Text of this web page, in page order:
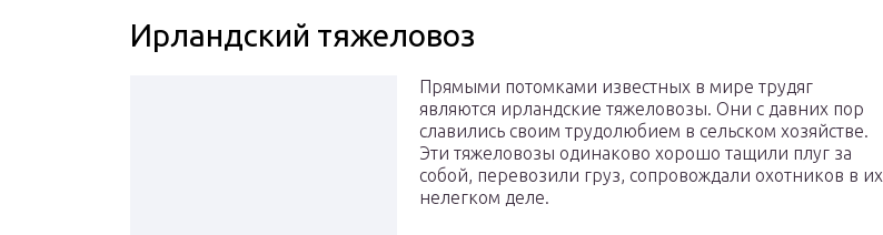
Ирландский тяжеловоз
Прямыми потомками известных в мире трудяг
являются ирландские тяжеловозы. Они с давних пор
славились своим трудолюбием в сельском хозяйстве.
Эти тяжеловозы одинаково хорошо тащили плуг за
собой, перевозили груз, сопровождали охотников в их
нелегком деле.